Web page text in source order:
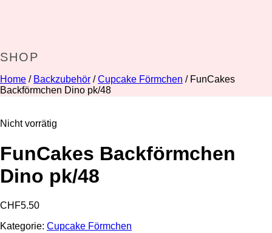
SHOP
Home / Backzubehör / Cupcake Förmchen / FunCakes
Backförmchen Dino pk/48
Nicht vorrätig
FunCakes Backförmchen
Dino pk/48
CHF5.50
Kategorie: Cupcake Förmchen